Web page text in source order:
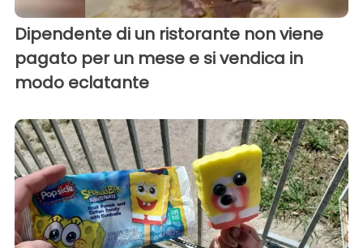
Dipendente di un ristorante non viene
pagato per un mese e si vendica in
modo eclatante